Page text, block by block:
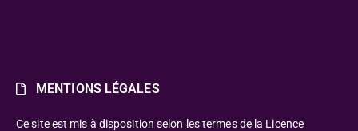
MENTIONS LÉGALES
Ce site est mis à disposition selon les termes de la Licence